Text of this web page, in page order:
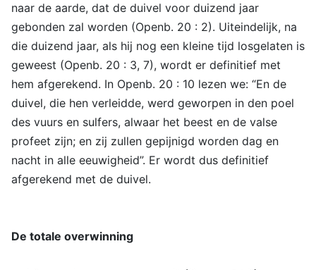
naar de aarde, dat de duivel voor duizend jaar
gebonden zal worden (Openb. 20 : 2). Uiteindelijk, na
die duizend jaar, als hij nog een kleine tijd losgelaten is
geweest (Openb. 20 : 3, 7), wordt er definitief met
hem afgerekend. In Openb. 20 : 10 lezen we: “En de
duivel, die hen verleidde, werd geworpen in den poel
des vuurs en sulfers, alwaar het beest en de valse
profeet zijn; en zij zullen gepijnigd worden dag en
nacht in alle eeuwigheid”. Er wordt dus definitief
afgerekend met de duivel.
De totale overwinning